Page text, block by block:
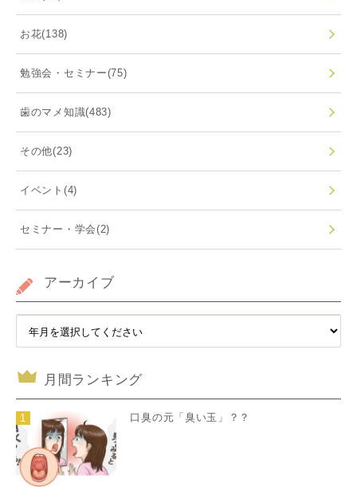
お花(138)
勉強会・セミナー(75)
歯のマメ知識(483)
その他(23)
イベント (4)
セミナー・学会(2)
アーカイブ
月間ランキング
1 口臭の元「臭い玉」？？